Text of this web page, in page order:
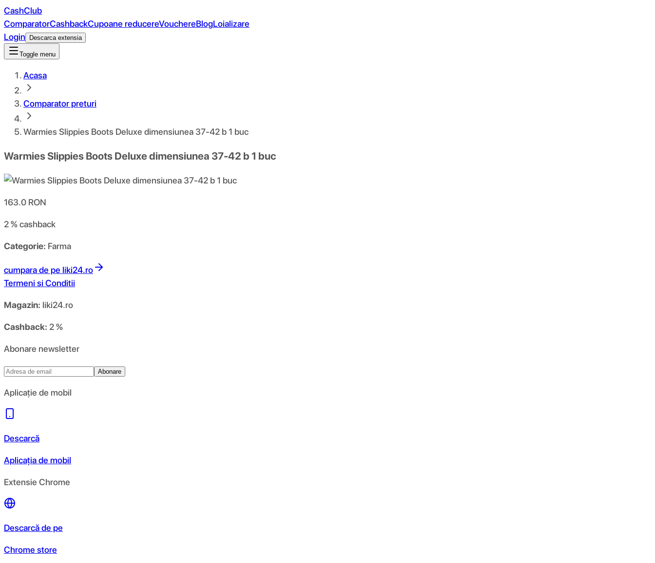
CashClub
ComparatorCashbackCupoane reducereVouchereBlogLoializare
Login
Descarca extensia
Toggle menu
Acasa
Comparator preturi
Warmies Slippies Boots Deluxe dimensiunea 37-42 b 1 buc
Warmies Slippies Boots Deluxe dimensiunea 37-42 b 1 buc
163.0 RON
2 %cashback
Categorie: Farma
cumpara de pe liki24.ro
Termeni si Conditii
Magazin: liki24.ro
Cashback: 2 %
Abonare newsletter
Abonare
Aplicație de mobil
Descarcă
Aplicația de mobil
Extensie Chrome
Descarcă de pe
Chrome store